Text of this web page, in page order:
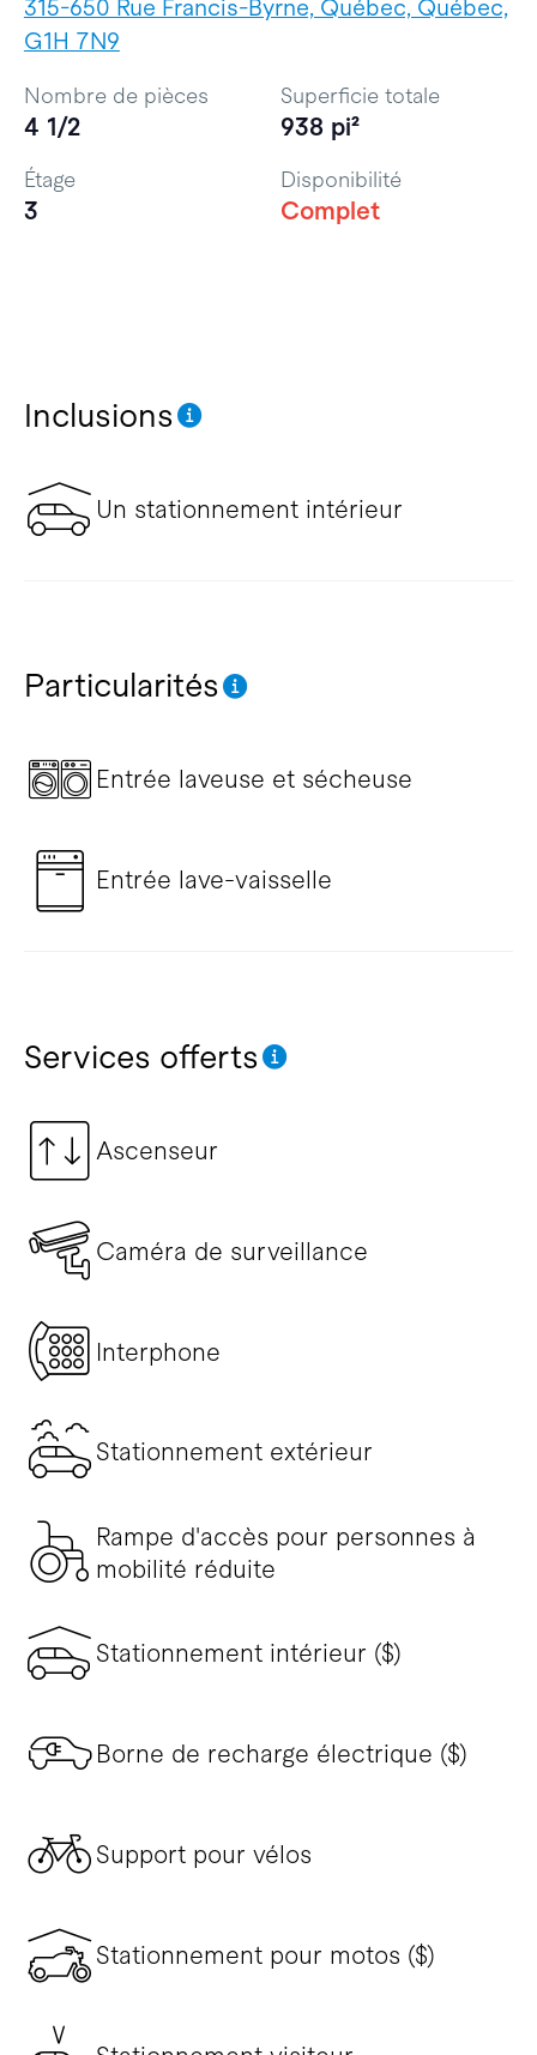
315-650 Rue Francis-Byrne, Québec, Québec,
G1H 7N9
Inclusions
Un stationnement intérieur
Particularités
Entrée laveuse et sécheuse
Entrée lave-vaisselle
Services offerts
Ascenseur
Caméra de surveillance
Interphone
Stationnement extérieur
Rampe d'accès pour personnes à
mobilité réduite
Stationnement intérieur ($)
Borne de recharge électrique ($)
Support pour vélos
Stationnement pour motos ($)
Nombre de pièces
4 1/2
Superficie totale
938 pi²
Étage
3
Disponibilité
Complet